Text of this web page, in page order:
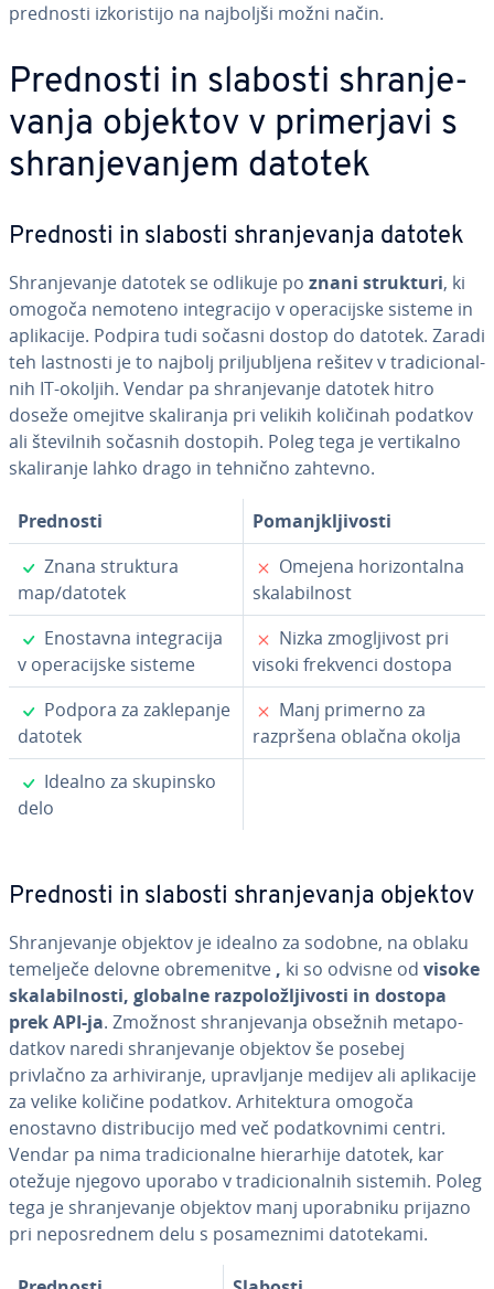
prednosti iz­ko­ri­sti­jo na najboljši možni način.
Prednosti in slabosti shra­nje­
va­nja objektov v pri­mer­ja­vi s
shra­nje­va­njem datotek
Prednosti in slabosti shra­nje­va­nja datotek
Shra­nje­va­nje datotek se odlikuje po znani strukturi, ki
omogoča nemoteno in­te­gra­ci­jo v ope­ra­cij­ske sisteme in
apli­ka­ci­je. Podpira tudi sočasni dostop do datotek. Zaradi
teh lastnosti je to najbolj pri­lju­blje­na rešitev v tra­di­ci­o­nal­
nih IT-okoljih. Vendar pa shra­nje­va­nje datotek hitro
doseže omejitve ska­li­ra­nja pri velikih količinah podatkov
ali številnih sočasnih dostopih. Poleg tega je ver­ti­kal­no
ska­li­ra­nje lahko drago in tehnično zahtevno.
Prednosti
Po­manj­klji­vo­sti
✓
Znana struktura
map/datotek
✗
Omejena ho­ri­zon­tal­na
ska­la­bil­nost
✓
Enostavna in­te­gra­ci­ja
v ope­ra­cij­ske sisteme
✗
Nizka zmo­glji­vost pri
visoki frekvenci dostopa
✓
Podpora za za­kle­pa­nje
datotek
✗
Manj primerno za
razpršena oblačna okolja
✓
Idealno za skupinsko
delo
Prednosti in slabosti shra­nje­va­nja objektov
Shra­nje­va­nje objektov je idealno za sodobne, na oblaku
temelječe delovne obre­me­ni­tve , ki so odvisne od visoke
ska­la­bil­no­sti, globalne raz­po­lo­žlji­vo­sti in dostopa
prek API-ja. Zmožnost shra­nje­va­nja obsežnih me­ta­po­
dat­kov naredi shra­nje­va­nje objektov še posebej
privlačno za ar­hi­vi­ra­nje, upra­vlja­nje medijev ali apli­ka­ci­je
za velike količine podatkov. Ar­hi­tek­tu­ra omogoča
enostavno di­s­tri­bu­ci­jo med več po­dat­kov­ni­mi centri.
Vendar pa nima tra­di­ci­o­nal­ne hi­e­rar­hi­je datotek, kar
otežuje njegovo uporabo v tra­di­ci­o­nal­nih sistemih. Poleg
tega je shra­nje­va­nje objektov manj upo­rab­ni­ku prijazno
pri ne­po­sre­dnem delu s po­sa­me­zni­mi da­to­te­ka­mi.